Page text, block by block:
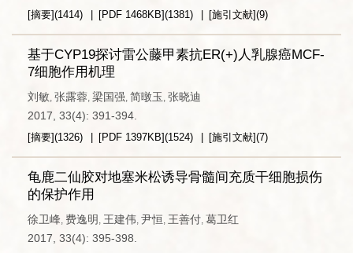
[摘要](1414) [PDF 1468KB](1381) [施引文献](9)
基于CYP19探讨雷公藤甲素抗ER(+)人乳腺癌MCF-
7细胞作用机理
刘敏, 张露蓉, 梁国强, 简暾玉 , 张晓迪
2017, 33(4): 391-394.
[摘要](1326) [PDF 1397KB](1524) [施引文献](7)
龟鹿二仙胶对地塞米松诱导骨髓间充质干细胞损伤
的保护作用
徐卫峰, 费逸明 , 王建伟, 尹恒, 王善付, 葛卫红
2017, 33(4): 395-398.